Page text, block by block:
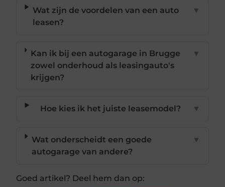
Wat zijn de voordelen van een auto
leasen?
▼
Kan ik bij een autogarage in Brugge
zowel onderhoud als leasingauto's
krijgen?
▼
Hoe kies ik het juiste leasemodel? ▼
Wat onderscheidt een goede
autogarage van andere?
▼
Goed artikel? Deel hem dan op: